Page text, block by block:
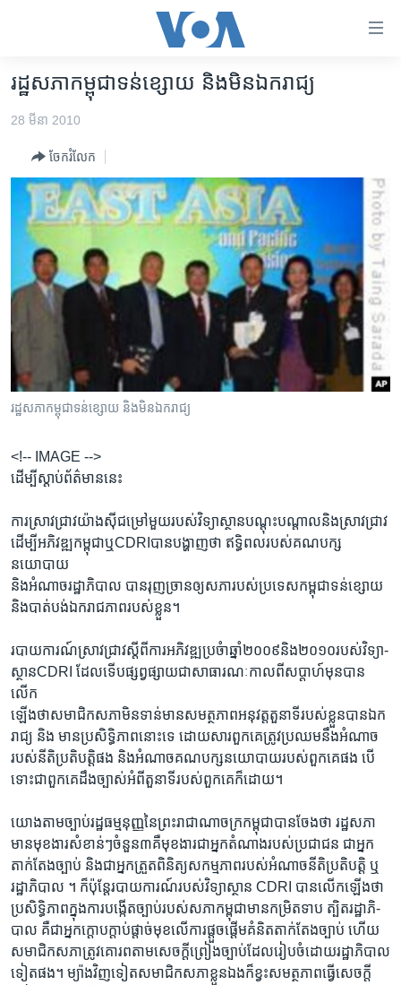
គេហទំព័រ​
ទាក់ទង
រំលង​
ព័ត៌មាន​​
រំលង​
ទៅ​
ទំព័រ​
រចនា
កាន់​
ស្វែង​
កម្ពុជា
អន្តរជាតិ
អាមេរិក
ចិន
ហេឡូវីអូអេ
កម្ពុជាច្នៃប្រតិដ្ឋ
ព្រឹត្តិការណ៍ព័ត៌មាន
ទូរទស្សន៍ / វីដេអូ​
វិទ្យុ / ផតខាសថ៍
កម្មវិធីទាំងអស់
បណ្តាញ​សង្គម
ភាសា
រដ្ឋសភាកម្ពុជាទន់ខ្សោយ និងមិនឯករាជ្យ
28 មីនា 2010
ចែករំលែក
រដ្ឋសភាកម្ពុជាទន់ខ្សោយ និងមិនឯករាជ្យ
<!-- IMAGE -->
ដើម្បីស្តាប់ព័ត៌មាននេះ
ការស្រាវជ្រាវយ៉ាងស៊ីជម្រៅមួយរបស់វិទ្យាស្ថានបណ្តុះបណ្តាលនិងស្រាវជ្រាវ
ដើម្បីអភិវឌ្ឍកម្ពុជាឬCDRIបានបង្ហាញថា ឥទ្ធិពលរបស់គណបក្ស
នយោបាយ
និងអំណាចរដ្ឋាភិបាល បានរុញច្រានឲ្យសភារបស់ប្រទេសកម្ពុជាទន់ខ្សោយ
និងបាត់បង់ឯករាជភាពរបស់ខ្លួន។
របាយការណ៍ស្រាវជ្រាវស្តីពីការអភិវឌ្ឍប្រចំាឆ្នាំ២០០៩និង២០១០របស់វិទ្យា-
ស្ថានCDRI ដែលទើបផ្សព្វផ្សាយជាសាធារណៈកាលពីសប្តាហ៍មុនបាន
លើក
ឡើងថាសមាជិកសភាមិនទាន់មានសមត្ថភាពអនុវត្តតួនាទីរបស់ខ្លួនបានឯក
រាជ្យ និង មានប្រសិទ្ធិភាពនោះទេ ដោយសារពួកគេត្រូវប្រឈមនឹងអំណាច
របស់នីតិប្រតិបត្តិផង និងអំណាចគណបក្សនយោបាយរបស់ពួកគេផង បើ
ទោះជាពួកគេដឹងច្បាស់អំពីតួនាទីរបស់ពួកគេក៏ដោយ។
យោងតាមច្បាប់រដ្ឋធម្មនុញ្ញនៃព្រះរាជាណាចក្រកម្ពុជាបានចែងថា រដ្ឋសភា
មានមុខងារសំខាន់ៗចំនួន៣គឺមុខងារជាអ្នកតំណាងរបស់ប្រជាជន ជាអ្នក
តាក់តែងច្បាប់ និងជាអ្នកត្រួតពិនិត្យសកម្មភាពរបស់អំណាចនីតិប្រតិបត្តិ ឬ
រដ្ឋាភិបាល ។ ក៏ប៉ុន្តែរបាយការណ៍របស់វិទ្យាស្ថាន CDRI បានលើកឡើងថា
ប្រសិទ្ធិភាពក្នុងការបង្កើតច្បាប់របស់សភាកម្ពុជាមានកម្រិតទាប ត្បិតរដ្ឋាភិ-
បាល គឺជាអ្នកក្តោបក្តាប់ផ្តាច់មុខលើការផ្តួចផ្តើមគំនិតតាក់តែងច្បាប់ ហើយ
សមាជិកសភាត្រូវគោរពតាមសេចក្តីព្រៀងច្បាប់ដែលរៀបចំដោយរដ្ឋាភិបាល
ទៀតផង។ ម្យ៉ាងវិញទៀតសមាជិកសភាខ្លួនឯងក៏ខ្វះសមត្ថភាពធ្វើសេចក្តី